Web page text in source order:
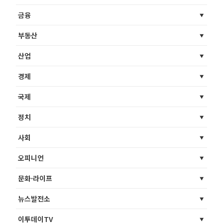
금융
부동산
산업
경제
국제
정치
사회
오피니언
문화·라이프
뉴스발전소
이투데이TV